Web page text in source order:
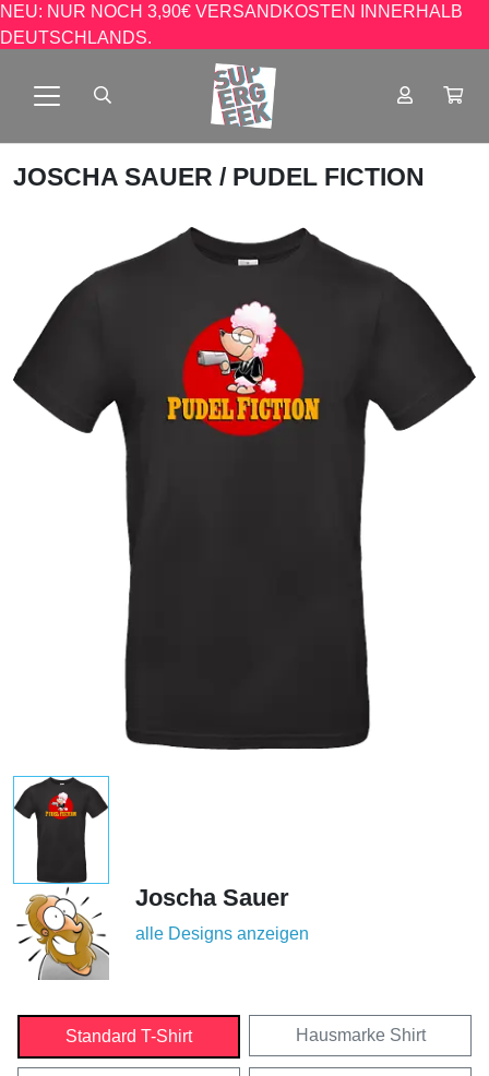
NEU: NUR NOCH 3,90€ VERSANDKOSTEN INNERHALB
DEUTSCHLANDS.
JOSCHA SAUER / PUDEL FICTION
Joscha Sauer
alle Designs anzeigen
Standard T-Shirt Hausmarke Shirt